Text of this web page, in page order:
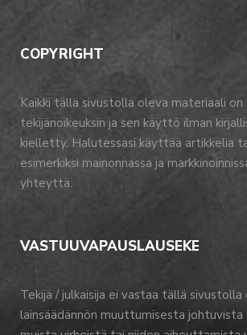
COPYRIGHT
Kaikki tällä sivustolla oleva materiaali
tekijänoikeuksin ja sen käyttö ilman
kielletty. Halutessasi käyttää artikkelia
esimerkiksi mainonnassa ja
yhteyttä.
VASTUUVAPAUSLAUSEKE
Tekijä / julkaisija ei vastaa tällä sivustolla
lainsäädännön muuttumisesta